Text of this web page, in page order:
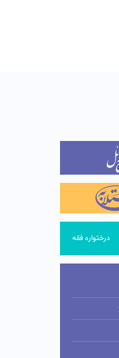
درختواره فقه